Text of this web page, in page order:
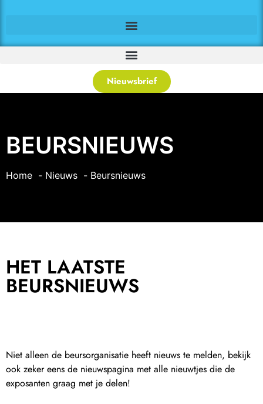
Nieuwsbrief
BEURSNIEUWS
Home Nieuws Beursnieuws
HET LAATSTE
BEURSNIEUWS
Niet alleen de beursorganisatie heeft nieuws te melden, bekijk
ook zeker eens de nieuwspagina met alle nieuwtjes die de
exposanten graag met je delen!